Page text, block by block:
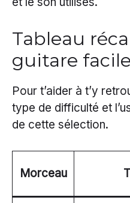
Tableau
guitare
Pour t’aider à t’y
type de difficulté et
de cette sélection.
Morceau